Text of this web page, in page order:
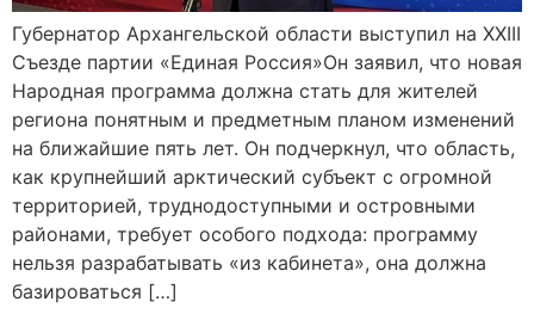
Губернатор Архангельской области выступил на XXIII
Съезде партии «Единая Россия»Он заявил, что новая
Народная программа должна стать для жителей
региона понятным и предметным планом изменений
на ближайшие пять лет. Он подчеркнул, что область,
как крупнейший арктический субъект с огромной
территорией, труднодоступными и островными
районами, требует особого подхода: программу
нельзя разрабатывать «из кабинета», она должна
базироваться […]